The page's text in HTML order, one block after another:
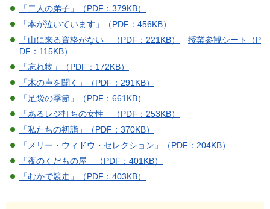
「二人の弟子」（PDF：379KB）
「本が泣いています」（PDF：456KB）
「山に来る資格がない」（PDF：221KB）
授業参観シート（P
DF：115KB）
「忘れ物」（PDF：172KB）
「木の声を聞く」（PDF：291KB）
「足袋の季節」（PDF：661KB）
「あるレジ打ちの女性」（PDF：253KB）
「私たちの初詣」（PDF：370KB）
「メリー・ウィドウ・セレクション」（PDF：204KB）
「夜のくだもの屋」（PDF：401KB）
「むかで競走」（PDF：403KB）